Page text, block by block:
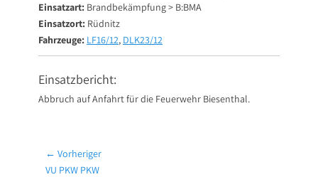
Einsatzart: Brandbekämpfung > B:BMA
Einsatzort: Rüdnitz
Fahrzeuge: LF16/12, DLK23/12
Einsatzbericht:
Abbruch auf Anfahrt für die Feuerwehr Biesenthal.
Beitragsnavigation
← Vorheriger
Vorheriger
VU PKW PKW